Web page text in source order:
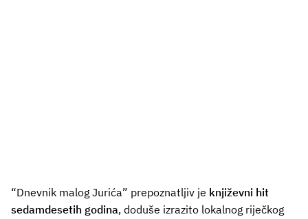
“Dnevnik malog Jurića” prepoznatljiv je književni hit
sedamdesetih godina, doduše izrazito lokalnog riječkog